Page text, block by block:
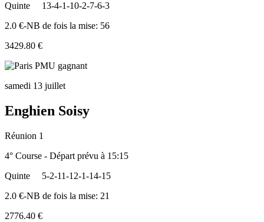
Quinte
13-4-1-10-2-7-6-3
2.0 €-NB de fois la mise: 56
3429.80 €
samedi 13 juillet
Enghien Soisy
Réunion 1
4° Course - Départ prévu à 15:15
Quinte
5-2-11-12-1-14-15
2.0 €-NB de fois la mise: 21
2776.40 €